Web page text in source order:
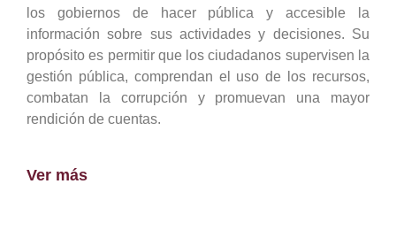
los gobiernos de hacer pública y accesible la
información sobre sus actividades y decisiones. Su
propósito es permitir que los ciudadanos supervisen la
gestión pública, comprendan el uso de los recursos,
combatan la corrupción y promuevan una mayor
rendición de cuentas.
Ver más